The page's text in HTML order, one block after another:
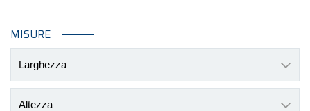
MISURE
Larghezza
Altezza